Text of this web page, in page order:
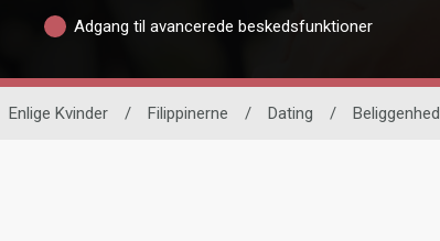
Adgang til avancerede beskedsfunktioner
Enlige Kvinder / Filippinerne / Dating / Beliggenhed